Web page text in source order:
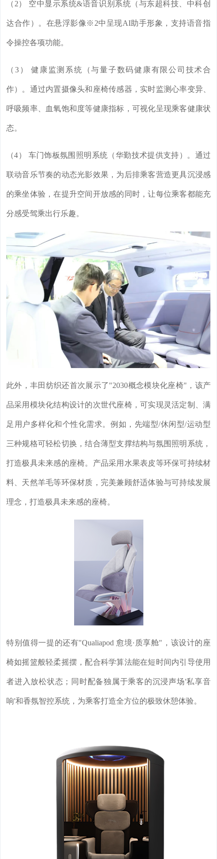
（2） 空中显示系统&语音识别系统（与东超科技、中科创
达合作）。在悬浮影像※2中呈现AI助手形象，支持语音指
令操控各项功能。
（3） 健康监测系统（与量子数码健康有限公司技术合
作）。通过内置摄像头和座椅传感器，实时监测心率变异、
呼吸频率、血氧饱和度等健康指标，可视化呈现乘客健康状
态。
（4） 车门饰板氛围照明系统（华勤技术提供支持）。通过
联动音乐节奏的动态光影效果，为后排乘客营造更具沉浸感
的乘坐体验，在提升空间开放感的同时，让每位乘客都能充
分感受驾乘出行乐趣。
此外，丰田纺织还首次展示了"2030概念模块化座椅"，该产
品采用模块化结构设计的次世代座椅，可实现灵活定制、满
足用户多样化和个性化需求。例如，先端型/休闲型/运动型
三种规格可轻松切换，结合薄型支撑结构与氛围照明系统，
打造极具未来感的座椅。产品采用水果表皮等环保可持续材
料、天然羊毛等环保材质，完美兼顾舒适体验与可持续发展
理念，打造极具未来感的座椅。
特别值得一提的还有"Qualiapod 愈境·质享舱"，该设计的座
椅如摇篮般轻柔摇摆，配合科学算法能在短时间内引导使用
者进入放松状态；同时配备独属于乘客的沉浸声场'私享音
响'和香氛智控系统，为乘客打造全方位的极致休憩体验。